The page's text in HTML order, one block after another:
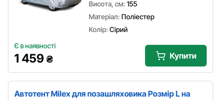
Висота, см: 155
Матеріал: Поліестер
Колір: Сірий
Є в наявності
1 459 ₴ Купити
Автотент Milex для позашляховика Розмір L на